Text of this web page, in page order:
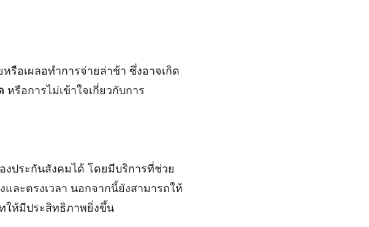
รือเผลอทำการจ่ายล่าช้า ซึ่งอาจเกิด
หรือการไม่เข้าใจเกี่ยวกับการ
งประกันสังคมได้ โดยมีบริการที่ช่วย
ละตรงเวลา นอกจากนี้ยังสามารถให้
ให้มีประสิทธิภาพยิ่งขึ้น